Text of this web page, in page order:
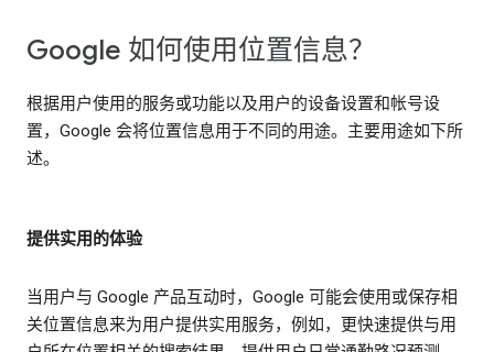
Google 如何使用位置信息？
根据用户使用的服务或功能以及用户的设备设置和帐号设
置，Google 会将位置信息用于不同的用途。主要用途如下所
述。
提供实用的体验
当用户与 Google 产品互动时，Google 可能会使用或保存相
关位置信息来为用户提供实用服务，例如，更快速提供与用